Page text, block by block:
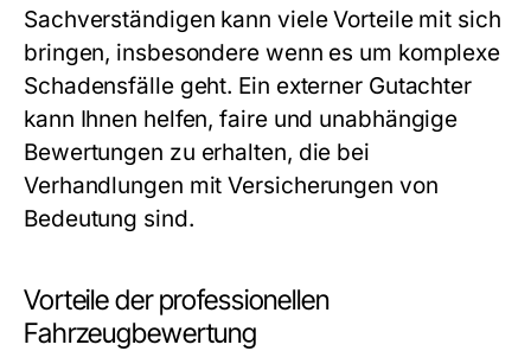
Sachverständigen kann viele Vorteile mit sich
bringen, insbesondere wenn es um komplexe
Schadensfälle geht. Ein externer Gutachter
kann Ihnen helfen, faire und unabhängige
Bewertungen zu erhalten, die bei
Verhandlungen mit Versicherungen von
Bedeutung sind.
Vorteile der professionellen
Fahrzeugbewertung